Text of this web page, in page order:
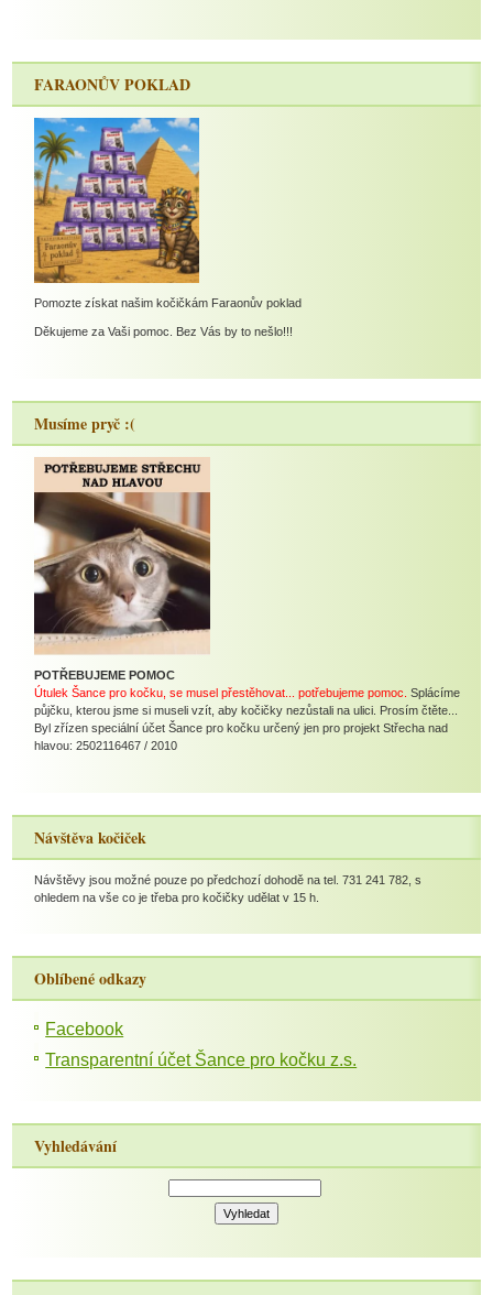
FARAONŮV POKLAD
Pomozte získat našim kočičkám Faraonův poklad
Děkujeme za Vaši pomoc. Bez Vás by to nešlo!!!
Musíme pryč :(
POTŘEBUJEME POMOC
Útulek Šance pro kočku, se musel přestěhovat... potřebujeme pomoc. Splácíme
půjčku, kterou jsme si museli vzít, aby kočičky nezůstali na ulici. Prosím čtěte...
Byl zřízen speciální účet Šance pro kočku určený jen pro projekt Střecha nad
hlavou: 2502116467 / 2010
Návštěva kočiček
Návštěvy jsou možné pouze po předchozí dohodě na tel. 731 241 782, s
ohledem na vše co je třeba pro kočičky udělat v 15 h.
Oblíbené odkazy
Facebook
Transparentní účet Šance pro kočku z.s.
Vyhledávání